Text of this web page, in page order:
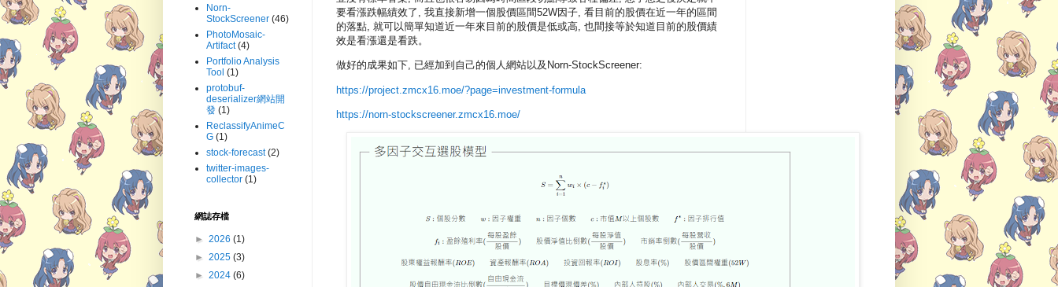
要看漲跌幅績效了, 我直接新增一個股價區間52W因子, 看目前的股價在近一年的區間
的落點, 就可以簡單知道近一年來目前的股價是低或高, 也間接等於知道目前的股價績
效是看漲還是看跌。
做好的成果如下, 已經加到自己的個人網站以及Norn-StockScreener:
https://project.zmcx16.moe/?page=investment-formula
https://norn-stockscreener.zmcx16.moe/
Norn-
StockScreener (46)
PhotoMosaic-
Artifact (4)
Portfolio Analysis
Tool (1)
protobuf-
deserializer網站開
發 (1)
ReclassifyAnimeC
G (1)
stock-forecast (2)
twitter-images-
collector (1)
網誌存檔
► 2026 (1)
► 2025 (3)
► 2024 (6)